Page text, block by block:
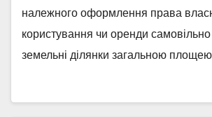
належного оформлення права
користування чи оренди
земельні ділянки загальною